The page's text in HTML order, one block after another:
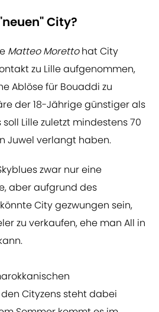
City?
Matteo Morettohat City
zu Lille aufgenommen,
Ablöse für Bouaddi zu
der 18-Jährige günstiger als
Lille zuletzt mindestens 70
Juwel verlangt haben.
zwar nur eine
aber aufgrund des
City gezwungen sein,
zu verkaufen, ehe man All in
Cityzens steht dabei